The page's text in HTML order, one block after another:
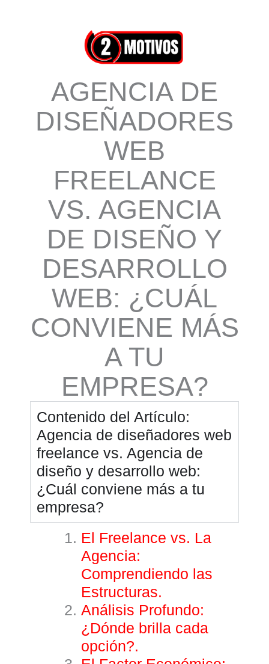
AGENCIA DE
DISEÑADORES
WEB
FREELANCE
VS. AGENCIA
DE DISEÑO Y
DESARROLLO
WEB: ¿CUÁL
CONVIENE MÁS
A TU
EMPRESA?
Contenido del Artículo:
Agencia de diseñadores web
freelance vs. Agencia de
diseño y desarrollo web:
¿Cuál conviene más a tu
empresa?
El Freelance vs. La
Agencia:
Comprendiendo las
Estructuras.
Análisis Profundo:
¿Dónde brilla cada
opción?.